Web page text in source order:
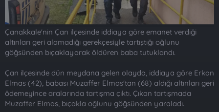
Çanakkale'nin Çan ilçesinde iddiaya göre emanet verdiği
altınları geri alamadığı gerekçesiyle tartıştığı oğlunu
göğsünden bıçaklayarak öldüren baba tutuklandı.
Çan ilçesinde dün meydana gelen olayda, iddiaya göre Erkan
Elmas (42), babası Muzaffer Elmas'tan (68) aldığı altınları geri
ödemeyince aralarında tartışma çıktı. Çıkan tartışmada
Muzaffer Elmas, bıçakla oğlunu göğsünden yaraladı.